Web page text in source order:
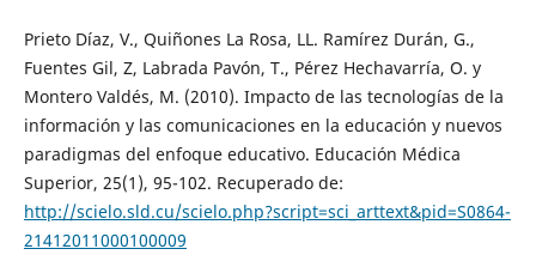
Prieto Díaz, V., Quiñones La Rosa, LL. Ramírez Durán, G.,
Fuentes Gil, Z, Labrada Pavón, T., Pérez Hechavarría, O. y
Montero Valdés, M. (2010). Impacto de las tecnologías de la
información y las comunicaciones en la educación y nuevos
paradigmas del enfoque educativo. Educación Médica
Superior, 25(1), 95-102. Recuperado de:
http://scielo.sld.cu/scielo.php?script=sci_arttext&pid=S0864-
21412011000100009